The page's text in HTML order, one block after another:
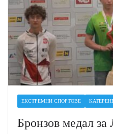
ЕКСТРЕМНИ СПОРТОВЕ
Бронзов медал за